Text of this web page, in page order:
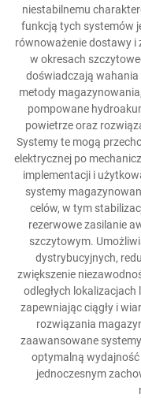
niestabilnemu
funkcją tych systemów
równoważenie dostawy i
w okresach
doświadczają wahania
metody
pompowane
powietrze oraz
Systemy te mogą
elektrycznej po
implementacji i
systemy
celów, w tym
rezerwowe zasilanie
szczytowym.
dystrybucyjnych,
zwiększenie
odległych
zapewniając ciągły i
rozwiązania
zaawansowane
optymalną
jednoczesnym